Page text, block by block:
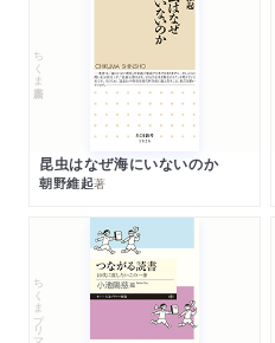
ちくま新書
昆虫はなぜ海にいないのか
朝野維起著
ちくまプリマー新書